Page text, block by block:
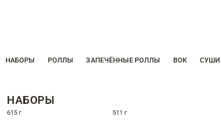
НАБОРЫ РОЛЛЫ ЗАПЕЧЁННЫЕ РОЛЛЫ ВОК СУШИ
НАБОРЫ
615 г 511 г